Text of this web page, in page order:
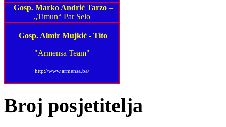
Gosp. Marko Andrić Tarzo–
„Timun“ Par Selo
Gosp. Almir Mujkić - Tito
"Armensa Team"
http://www.armensa.ba/
Broj posjetitelja